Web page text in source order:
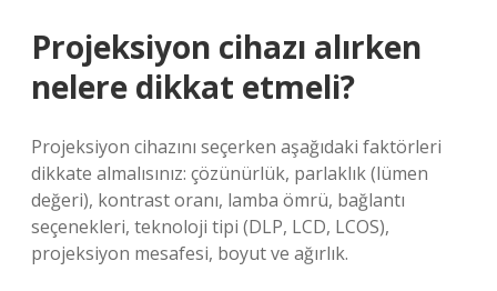
Projeksiyon cihazı alırken
nelere dikkat etmeli?
Projeksiyon cihazını seçerken aşağıdaki faktörleri
dikkate almalısınız: çözünürlük, parlaklık (lümen
değeri), kontrast oranı, lamba ömrü, bağlantı
seçenekleri, teknoloji tipi (DLP, LCD, LCOS),
projeksiyon mesafesi, boyut ve ağırlık.